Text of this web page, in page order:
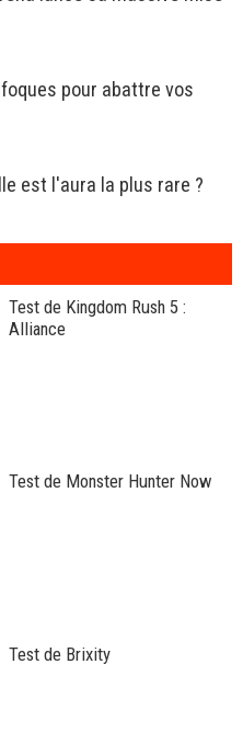
pour abattre vos
est l'aura la plus rare ?
Test de Kingdom Rush 5 :
Alliance
Test de Monster Hunter Now
Test de Brixity